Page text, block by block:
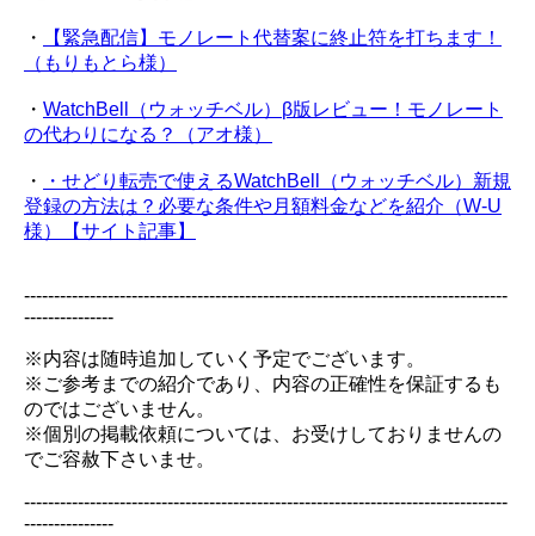
・
【緊急配信】モノレート代替案に終止符を打ちます！
（もりもとら様）
・ WatchBell（ウォッチベル）β版レビュー！モノレート
の代わりになる？（アオ様）
・
・せどり転売で使えるWatchBell（ウォッチベル）新規
登録の方法は？必要な条件や月額料金などを紹介（W-U
様）【サイト記事】
---------------------------------------------------------------------------------
---------------
※内容は随時追加していく予定でございます。
※ご参考までの紹介であり、内容の正確性を保証するも
のではございません。
※個別の掲載依頼については、お受けしておりませんの
でご容赦下さいませ。
---------------------------------------------------------------------------------
---------------